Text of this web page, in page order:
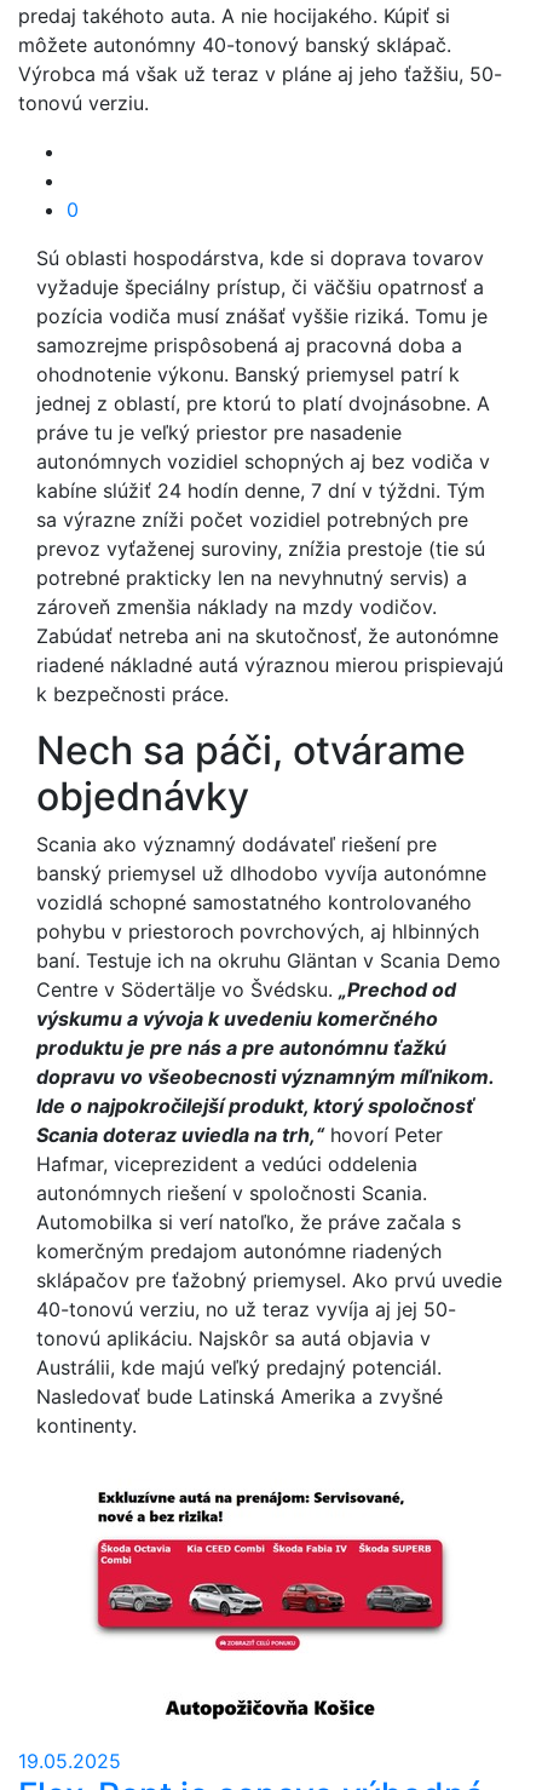
predaj takéhoto auta. A nie hocijakého. Kúpiť si
môžete autonómny 40-tonový banský sklápač.
Výrobca má však už teraz v pláne aj jeho ťažšiu, 50-
tonovú verziu.
0
Sú oblasti hospodárstva, kde si doprava tovarov
vyžaduje špeciálny prístup, či väčšiu opatrnosť a
pozícia vodiča musí znášať vyššie riziká. Tomu je
samozrejme prispôsobená aj pracovná doba a
ohodnotenie výkonu. Banský priemysel patrí k
jednej z oblastí, pre ktorú to platí dvojnásobne. A
práve tu je veľký priestor pre nasadenie
autonómnych vozidiel schopných aj bez vodiča v
kabíne slúžiť 24 hodín denne, 7 dní v týždni. Tým
sa výrazne zníži počet vozidiel potrebných pre
prevoz vyťaženej suroviny, znížia prestoje (tie sú
potrebné prakticky len na nevyhnutný servis) a
zároveň zmenšia náklady na mzdy vodičov.
Zabúdať netreba ani na skutočnosť, že autonómne
riadené nákladné autá výraznou mierou prispievajú
k bezpečnosti práce.
Nech sa páči, otvárame
objednávky
Scania ako významný dodávateľ riešení pre
banský priemysel už dlhodobo vyvíja autonómne
vozidlá schopné samostatného kontrolovaného
pohybu v priestoroch povrchových, aj hlbinných
baní. Testuje ich na okruhu Gläntan v Scania Demo
Centre v Södertälje vo Švédsku. „Prechod od
výskumu a vývoja k uvedeniu komerčného
produktu je pre nás a pre autonómnu ťažkú
dopravu vo všeobecnosti významným míľnikom.
Ide o najpokročilejší produkt, ktorý spoločnosť
Scania doteraz uviedla na trh,“hovorí Peter
Hafmar, viceprezident a vedúci oddelenia
autonómnych riešení v spoločnosti Scania.
Automobilka si verí natoľko, že práve začala s
komerčným predajom autonómne riadených
sklápačov pre ťažobný priemysel. Ako prvú uvedie
40-tonovú verziu, no už teraz vyvíja aj jej 50-
tonovú aplikáciu. Najskôr sa autá objavia v
Austrálii, kde majú veľký predajný potenciál.
Nasledovať bude Latinská Amerika a zvyšné
kontinenty.
19.05.2025